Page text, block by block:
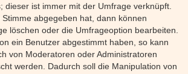
dieser ist immer mit der Umfrage verknüpft.
abgegeben hat, dann können
löschen oder die Umfrageoption bearbeiten.
ein Benutzer abgestimmt haben, so kann
von Moderatoren oder Administratoren
werden. Dadurch soll die Manipulation von